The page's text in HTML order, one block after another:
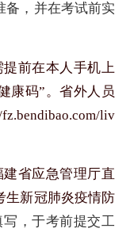
备，并在考试前实
前在本人手机上
康码”。省外人员
liv
建省应急管理厅直
生新冠肺炎疫情防
写，于考前提交工